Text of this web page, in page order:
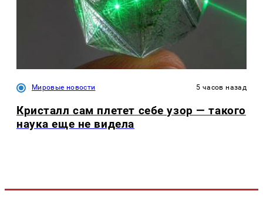
Мировые новости 5 часов назад
Кристалл сам плетет себе узор — такого
наука еще не видела